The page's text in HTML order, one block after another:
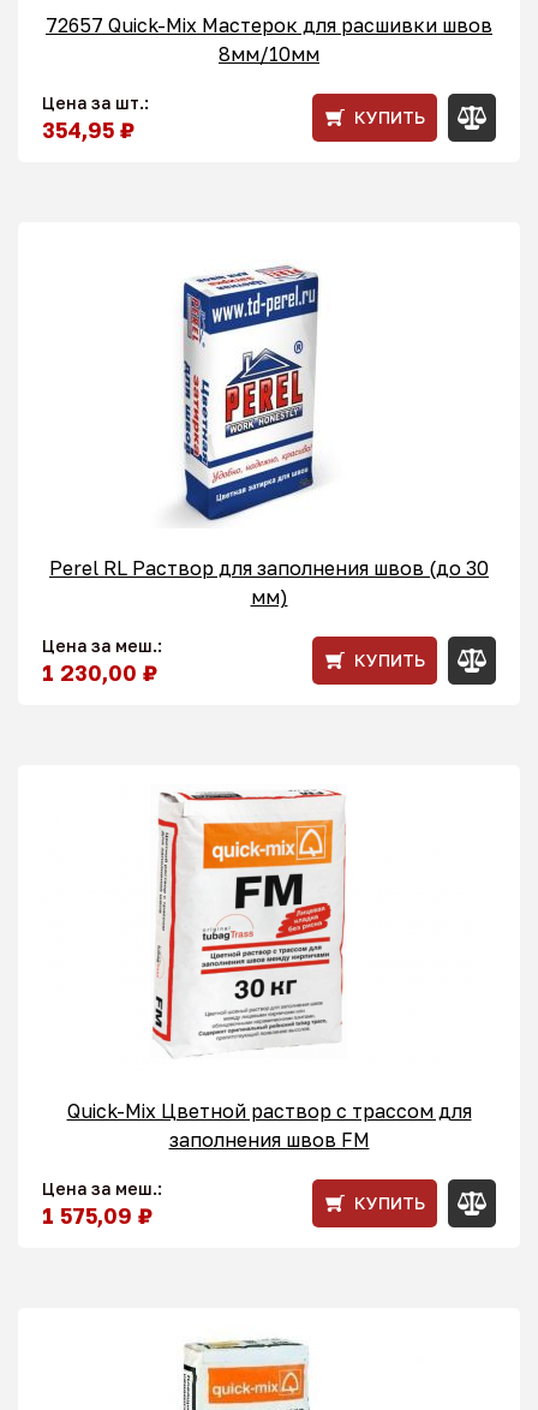
72657 Quick-Mix Мастерок для расшивки швов
8мм/10мм
Цена за шт.:
354,95 ₽ КУПИТЬ
Perel RL Раствор для заполнения швов (до 30
мм)
Цена за меш.:
1 230,00 ₽ КУПИТЬ
Quick-Mix Цветной раствор с трассом для
заполнения швов FM
Цена за меш.:
1 575,09 ₽ КУПИТЬ